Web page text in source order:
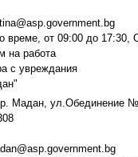
време, от 09:00 до
на работа
с увреждания
Мадан, ул.Обединение